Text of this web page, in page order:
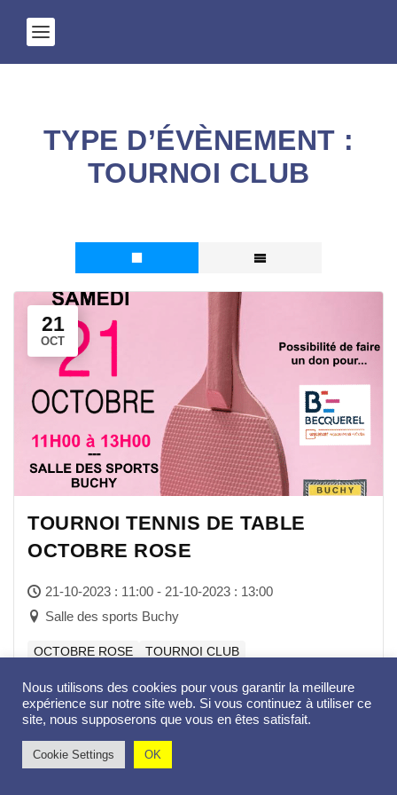
TYPE D’ÉVÈNEMENT :
TOURNOI CLUB
21
OCT
TOURNOI TENNIS DE TABLE
OCTOBRE ROSE
21-10-2023 : 11:00 - 21-10-2023 : 13:00
Salle des sports Buchy
OCTOBRE ROSE TOURNOI CLUB
Nous utilisons des cookies pour vous garantir la meilleure
expérience sur notre site web. Si vous continuez à utiliser ce
site, nous supposerons que vous en êtes satisfait.
Cookie Settings OK